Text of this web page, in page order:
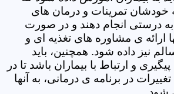
خودشان تمرینات و درمان های
به درستی انجام دهند و در صورت
ارائه ی مشاوره های تغذیه ای و
نیز داده شود. همچنین، باید
و ارتباط با بیماران باشد تا در
در برنامه ی درمانی، به آنها